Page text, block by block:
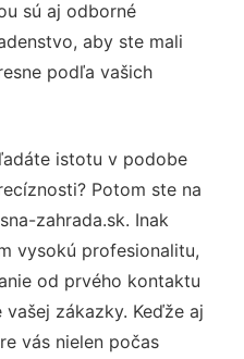
sú aj odborné
aby ste mali
podľa vašich
istotu v podobe
Potom ste na
zahrada.sk. Inak
vysokú profesionalitu,
od prvého kontaktu
zákazky. Keďže aj
vás nielen počas